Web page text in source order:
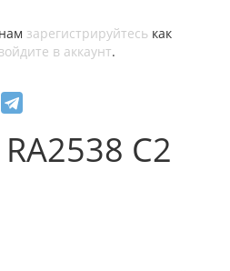
зарегистрируйтесь как
в аккаунт.
C2